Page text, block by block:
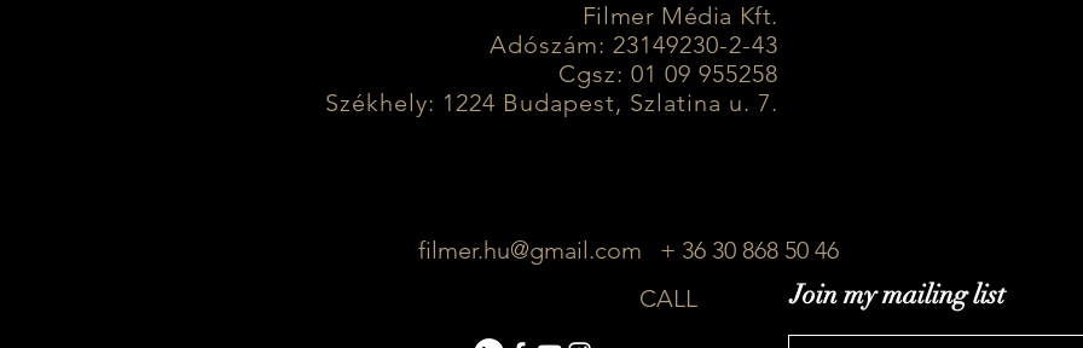
Join my mailing list
Filmer Média Kft.
Adószám: 23149230-2-43
Cgsz: 01 09 955258
Székhely: 1224 Budapest, Szlatina u. 7.
CALL
+ 36 30 868 50 46
filmer.hu@gmail.com